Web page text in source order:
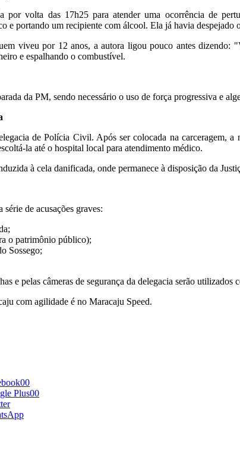
volta das 17h25 para atender uma ocorrência de
e portando um recipiente com álcool. Ela já havia
viveu por 12 anos, a autora ligou pouco antes
e espalhando o combustível.
da PM, sendo necessário o uso de força progressiva e
de Polícia Civil. Após ser colocada na carceragem,
la até o hospital local para atendimento médico.
à cela danificada, onde permanece à disposição da
de acusações graves:
o patrimônio público);
Sossego;
e pelas câmeras de segurança da delegacia serão
com agilidade é no Maracaju Speed.
00
00